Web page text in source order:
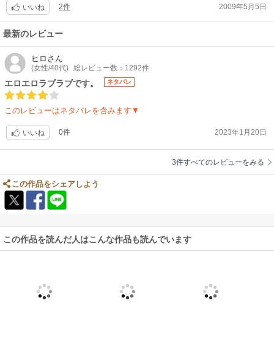
…何気にハマッたらしい映二クン。前書きで「7年も連載してるのに一向
に買い戻せない」と言ってたけど、要は○○まくってたとゆー話、だよね？
(笑)やだわぁ?
。。。。。。
この先続きがあるみたいですが、不定期連載していた話を集めた?なので
話はその都度完結するスタイルです(多分)。だから、今回もスッキリ終わ
ってるので短編としてサクッと読めてイイ感じですよ?
もちろん続きも楽しみにしてまーす?
いいね 2件 2009年5月5日
最新のレビュー
ヒロ さん
(女性/40代) 総レビュー数：1292件
エロエロラブラブです。 ネタバレ
このレビューはネタバレを含みます▼
いいね 0件 2023年1月20日
3件すべてのレビューをみる
この作品をシェアしよう
この作品を読んだ人はこんな作品も読んでいます